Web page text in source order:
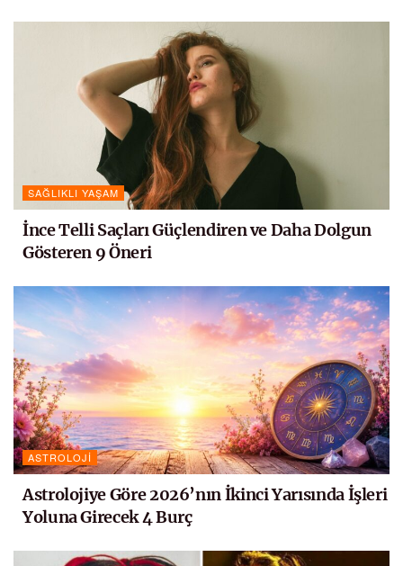
SAĞLIKLI YAŞAM
İnce Telli Saçları Güçlendiren ve Daha Dolgun
Gösteren 9 Öneri
ASTROLOJI
Astrolojiye Göre 2026’nın İkinci Yarısında İşleri
Yoluna Girecek 4 Burç